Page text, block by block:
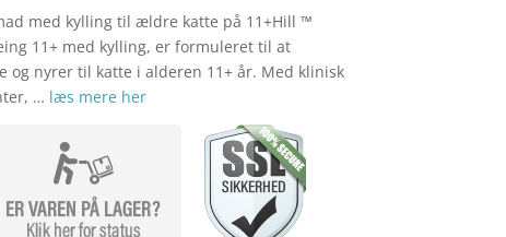
med kylling til ældre katte på 11+Hill ™
11+ med kylling, er formuleret til at
og nyrer til katte i alderen 11+ år. Med klinisk
… læs mere her